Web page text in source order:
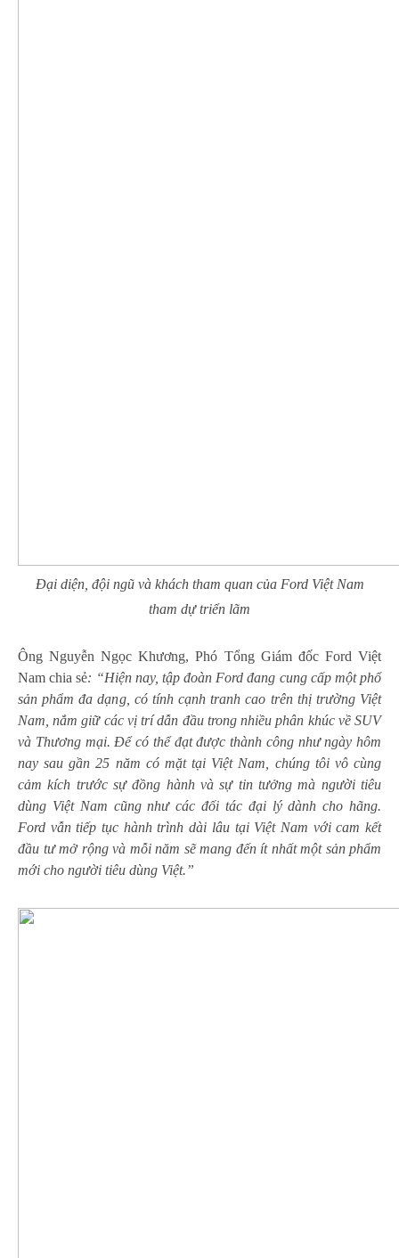
Đại diện, đội ngũ và khách tham quan của Ford Việt Nam
tham dự triển lãm
Ông Nguyễn Ngọc Khương, Phó Tổng Giám đốc Ford Việt
Nam chia sẻ: “Hiện nay, tập đoàn Ford đang cung cấp một phổ
sản phẩm đa dạng, có tính cạnh tranh cao trên thị trường Việt
Nam, nắm giữ các vị trí dẫn đầu trongnhiềuphân khúc vềSUV
và Thương mại. Để có thể đạt được thành công như ngày hôm
nay sau gần 25 năm có mặt tại Việt Nam , chúng tôi vô cùng
cảm kích trước sự đồng hành và sự tin tưởng mà người tiêu
dùng Việt Nam cũng như các đối tác đại lýdành cho hãng.
Ford vẫn tiếp tục hành trình dài lâu tại Việt Nam vớicam kết
đầu tưmở rộng và mỗi năm sẽ mang đến ít nhất một sản phẩm
mới cho người tiêu dùng Việt.”